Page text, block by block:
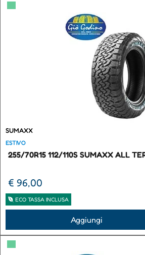
▀
SUMAXX
ESTIVO
255/70R15 112/110S SUMAXX ALL
€ 96,00
ECO TASSA INCLUSA
Aggiungi
▀